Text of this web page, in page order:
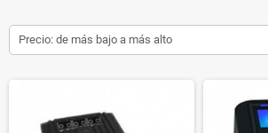
Precio: de más bajo a más alto